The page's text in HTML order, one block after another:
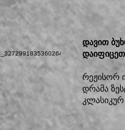
დავით
დაიფიცეთ
რეჟისორ
დრამა
კლასიკურ